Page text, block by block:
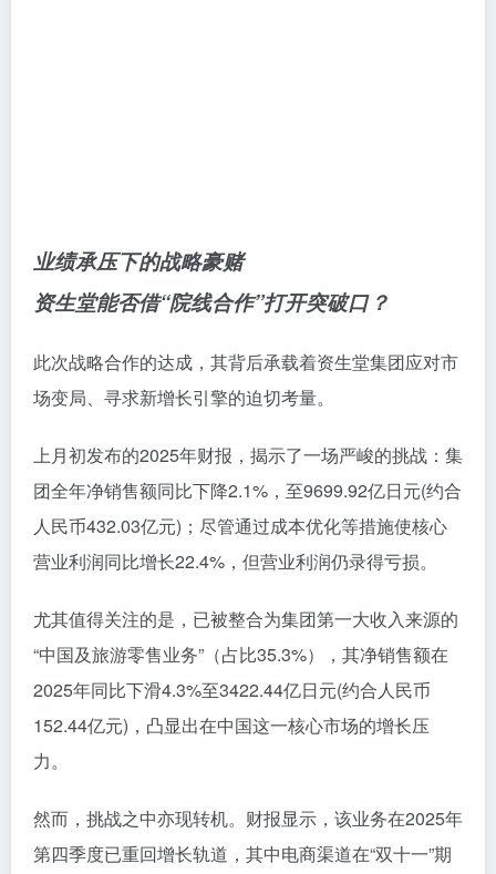
业绩承压下的战略豪赌
资生堂能否借“院线合作”打开突破口？
此次战略合作的达成，其背后承载着资生堂集团应对市
场变局、寻求新增长引擎的迫切考量。
上月初发布的2025年财报，揭示了一场严峻的挑战：集
团全年净销售额同比下降2.1%，至9699.92亿日元(约合
人民币432.03亿元)；尽管通过成本优化等措施使核心
营业利润同比增长22.4%，但营业利润仍录得亏损。
尤其值得关注的是，已被整合为集团第一大收入来源的
“中国及旅游零售业务”（占比35.3%），其净销售额在
2025年同比下滑4.3%至3422.44亿日元(约合人民币
152.44亿元)，凸显出在中国这一核心市场的增长压
力。
然而，挑战之中亦现转机。财报显示，该业务在2025年
第四季度已重回增长轨道，其中电商渠道在“双十一”期